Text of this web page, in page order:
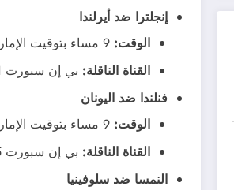
إنجلترا ضد أيرلندا
الوقت: 9 مساء بتوقيت الإمارات، 7 مساء بتوقيت مصر، 8 مساء بتوقيت السعودية.
القناة الناقلة: بي إن سبورت 1.
فنلندا ضد اليونان
الوقت: 9 مساء بتوقيت الإمارات، 7 مساء بتوقيت مصر، 8 مساء بتوقيت السعودية.
القناة الناقلة: بي إن سبورت 5.
النمسا ضد سلوفينيا